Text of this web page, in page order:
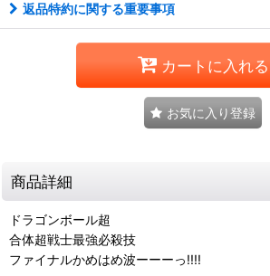
返品特約に関する重要事項
カートに入れる
お気に入り登録
商品詳細
ドラゴンボール超
合体超戦士最強必殺技
ファイナルかめはめ波ーーーっ!!!!